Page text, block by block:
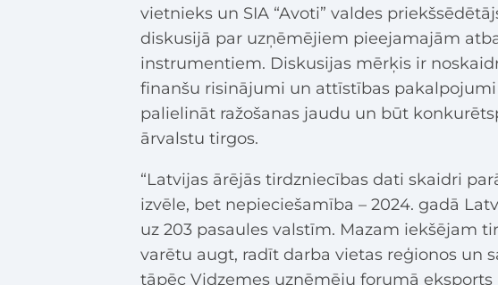
vietnieks un SIA “Avoti” valdes
diskusijā par uzņēmējiem pieejamajām
instrumentiem. Diskusijas mērķis ir
finanšu risinājumi un attīstības
palielināt ražošanas jaudu un būt
ārvalstu tirgos.
“Latvijas ārējās tirdzniecības dati skaidri
izvēle, bet nepieciešamība – 2024. gadā
uz 203 pasaules valstīm. Mazam iekšējam
varētu augt, radīt darba vietas reģionos un
tāpēc Vidzemes uzņēmēju forumā